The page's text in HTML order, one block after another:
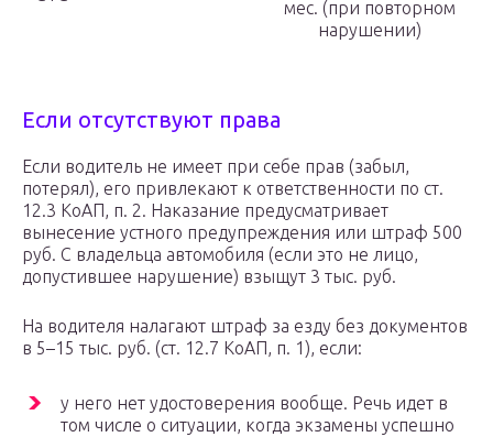
мес. (при повторном
нарушении)
Если отсутствуют права
Если водитель не имеет при себе прав (забыл,
потерял), его привлекают к ответственности по ст.
12.3 КоАП, п. 2. Наказание предусматривает
вынесение устного предупреждения или штраф 500
руб. С владельца автомобиля (если это не лицо,
допустившее нарушение) взыщут 3 тыс. руб.
На водителя налагают штраф за езду без документов
в 5–15 тыс. руб. (ст. 12.7 КоАП, п. 1), если:
у него нет удостоверения вообще. Речь идет в
том числе о ситуации, когда экзамены успешно